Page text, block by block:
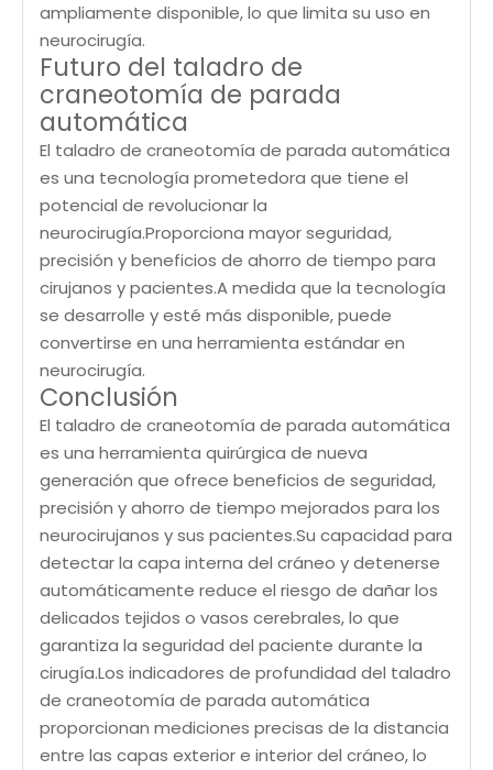
ampliamente disponible, lo que limita su uso en
neurocirugía.
Futuro del taladro de
craneotomía de parada
automática
El taladro de craneotomía de parada automática
es una tecnología prometedora que tiene el
potencial de revolucionar la
neurocirugía.Proporciona mayor seguridad,
precisión y beneficios de ahorro de tiempo para
cirujanos y pacientes.A medida que la tecnología
se desarrolle y esté más disponible, puede
convertirse en una herramienta estándar en
neurocirugía.
Conclusión
El taladro de craneotomía de parada automática
es una herramienta quirúrgica de nueva
generación que ofrece beneficios de seguridad,
precisión y ahorro de tiempo mejorados para los
neurocirujanos y sus pacientes.Su capacidad para
detectar la capa interna del cráneo y detenerse
automáticamente reduce el riesgo de dañar los
delicados tejidos o vasos cerebrales, lo que
garantiza la seguridad del paciente durante la
cirugía.Los indicadores de profundidad del taladro
de craneotomía de parada automática
proporcionan mediciones precisas de la distancia
entre las capas exterior e interior del cráneo, lo